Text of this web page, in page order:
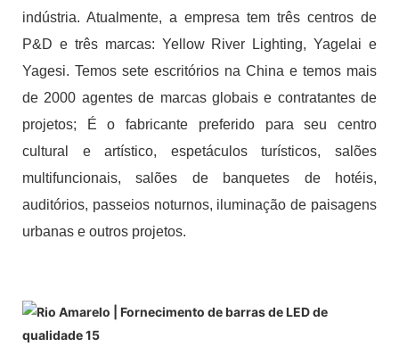
indústria. Atualmente, a empresa tem três centros de
P&D e três marcas: Yellow River Lighting, Yagelai e
Yagesi. Temos sete escritórios na China e temos mais
de 2000 agentes de marcas globais e contratantes de
projetos; É o fabricante preferido para seu centro
cultural e artístico, espetáculos turísticos, salões
multifuncionais, salões de banquetes de hotéis,
auditórios, passeios noturnos, iluminação de paisagens
urbanas e outros projetos.